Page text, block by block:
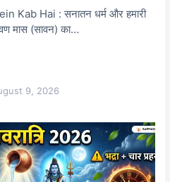
Kab Hai : सनातन धर्म और हमारी
मास (सावन) का…
9, 2026